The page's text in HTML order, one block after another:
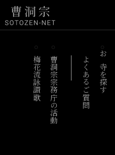
梅花流詠讃歌 曹洞宗宗務庁の活動 よくあるご質問 お寺を探す